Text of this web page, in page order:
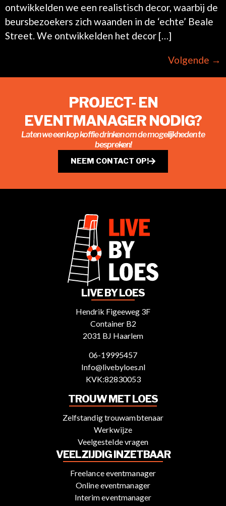
ontwikkelden we een realistisch decor, waarbij de
beursbezoekers zich waanden in de ‘echte’ Beale
Street. We ontwikkelden het decor […]
Volgende →
PROJECT- EN
EVENTMANAGER NODIG?
Laten we een kop koffie drinken om de mogelijkheden te
bespreken!
NEEM CONTACT OP!
LIVE BY LOES
Hendrik Figeeweg 3F
Container B2
2031 BJ Haarlem
06-19995457
Info@livebyloes.nl
KVK:82830053
TROUW MET LOES
Zelfstandig trouwambtenaar
Werkwijze
Veelgestelde vragen
VEELZIJDIG INZETBAAR
Freelance eventmanager
Online eventmanager
Interim eventmanager